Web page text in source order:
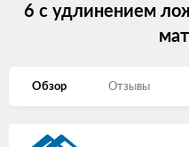
6 с удлинением
Обзор Отзывы
Изображения